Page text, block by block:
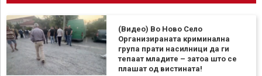
(Видео) Во Ново Село
Организираната криминална
група прати насилници да ги
тепаат младите – затоа што се
плашат од вистината!